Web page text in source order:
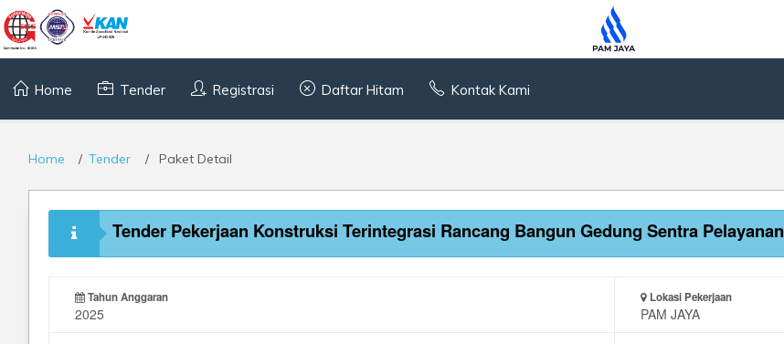
Home Tender Registrasi Daftar Hitam Kontak Kami
Home Tender Paket Detail
Tender Pekerjaan Konstruksi Terintegrasi Rancang Bangun Gedung Sentra Pelayanan
Tahun Anggaran
2025
Lokasi Pekerjaan
PAM JAYA